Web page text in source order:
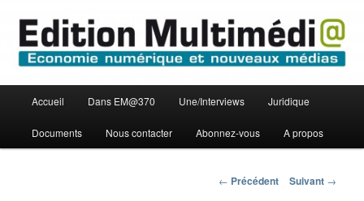
contenu
principalEdition Multimédi@
principal
Accueil Dans EM@370 Une/Interviews Juridique
Documents Nous contacter Abonnez-vous A propos
Navigation
← Précédent Suivant →